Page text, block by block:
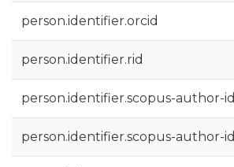
person.identifier.orcid
person.identifier.rid
person.identifier.scopus-author-id
person.identifier.scopus-author-id